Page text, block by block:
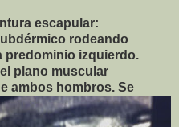
escapular:
rodeando
predominio izquierdo.
plano muscular
ambos hombros. Se